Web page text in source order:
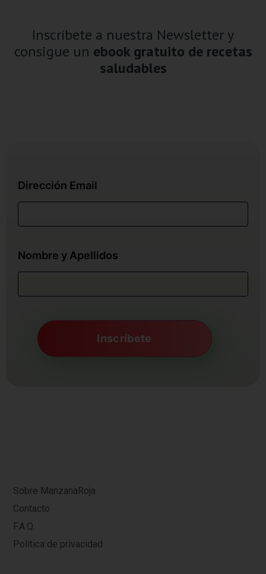
Inscríbete a nuestra Newsletter y
consigue un ebook gratuito de recetas
saludables
Dirección Email
Nombre y Apellidos
Sobre ManzanaRoja
Contacto
F.A.Q.
Política de privacidad